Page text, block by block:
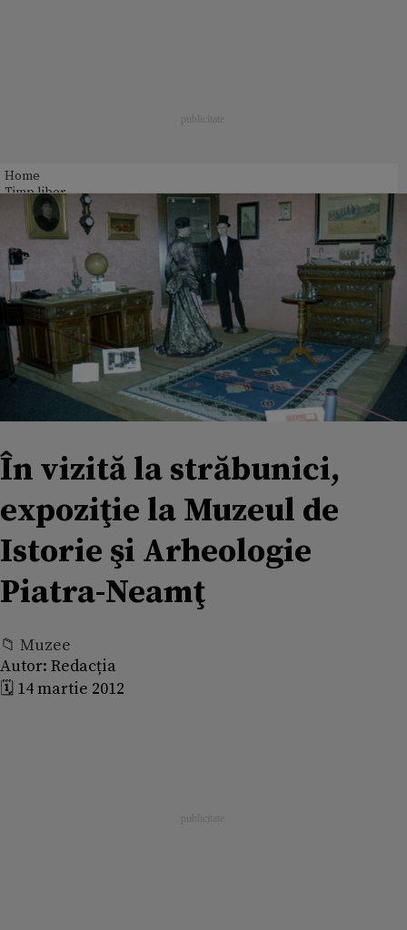
Home
Timp liber
În vizită la străbunici,
expoziţie la Muzeul de
Istorie şi Arheologie
Piatra-Neamţ
📁 Muzee
Autor: Redacția
🗓️ 14 martie 2012